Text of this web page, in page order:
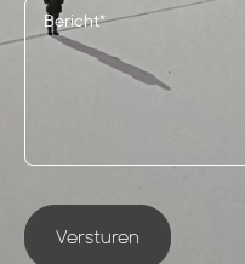
Versturen